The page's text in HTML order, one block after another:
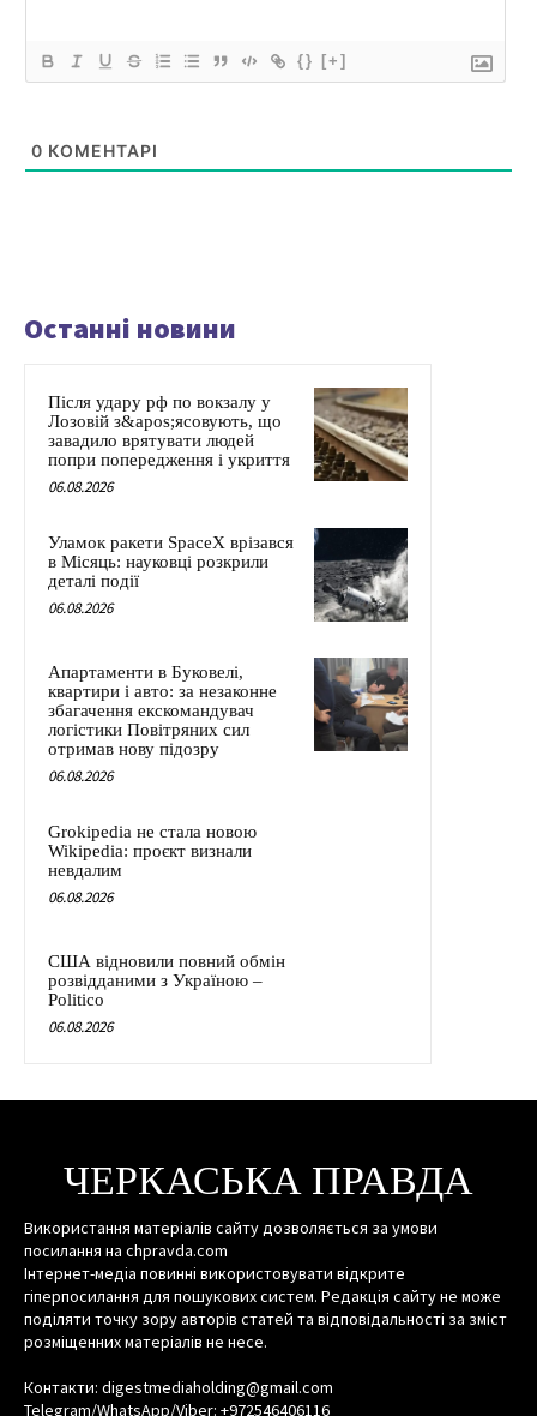
{} [+]
0 КОМЕНТАРІ
Останні новини
Після удару рф по вокзалу у
Лозовій з&apos;ясовують, що
завадило врятувати людей
попри попередження і укриття
06.08.2026
Уламок ракети SpaceX врізався
в Місяць: науковці розкрили
деталі події
06.08.2026
Апартаменти в Буковелі,
квартири і авто: за незаконне
збагачення екскомандувач
логістики Повітряних сил
отримав нову підозру
06.08.2026
Grokipedia не стала новою
Wikipedia: проєкт визнали
невдалим
06.08.2026
США відновили повний обмін
розвідданими з Україною –
Politico
06.08.2026
ЧЕРКАСЬКА ПРАВДА
Використання матеріалів сайту дозволяється за умови
посилання на chpravda.com
Інтернет-медіа повинні використовувати відкрите
гіперпосилання для пошукових систем. Редакція сайту не може
поділяти точку зору авторів статей та відповідальності за зміст
розміщенних матеріалів не несе.
Контакти: digestmediaholding@gmail.com
Telegram/WhatsApp/Viber: +972546406116